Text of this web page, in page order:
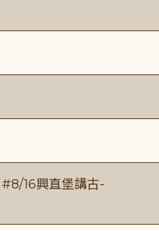
#8/16興直堡講古-